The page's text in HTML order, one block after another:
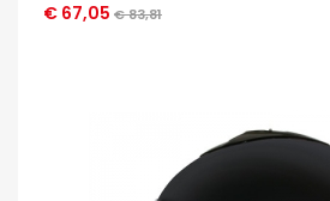
€ 67,05 € 83,81
OCCHIATA VELOCE